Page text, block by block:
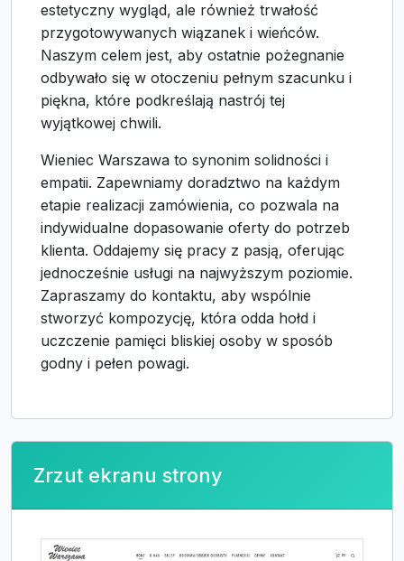
estetyczny wygląd, ale również trwałość
przygotowywanych wiązanek i wieńców.
Naszym celem jest, aby ostatnie pożegnanie
odbywało się w otoczeniu pełnym szacunku i
piękna, które podkreślają nastrój tej
wyjątkowej chwili.
Wieniec Warszawa to synonim solidności i
empatii. Zapewniamy doradztwo na każdym
etapie realizacji zamówienia, co pozwala na
indywidualne dopasowanie oferty do potrzeb
klienta. Oddajemy się pracy z pasją, oferując
jednocześnie usługi na najwyższym poziomie.
Zapraszamy do kontaktu, aby wspólnie
stworzyć kompozycję, która odda hołd i
uczczenie pamięci bliskiej osoby w sposób
godny i pełen powagi.
Zrzut ekranu strony